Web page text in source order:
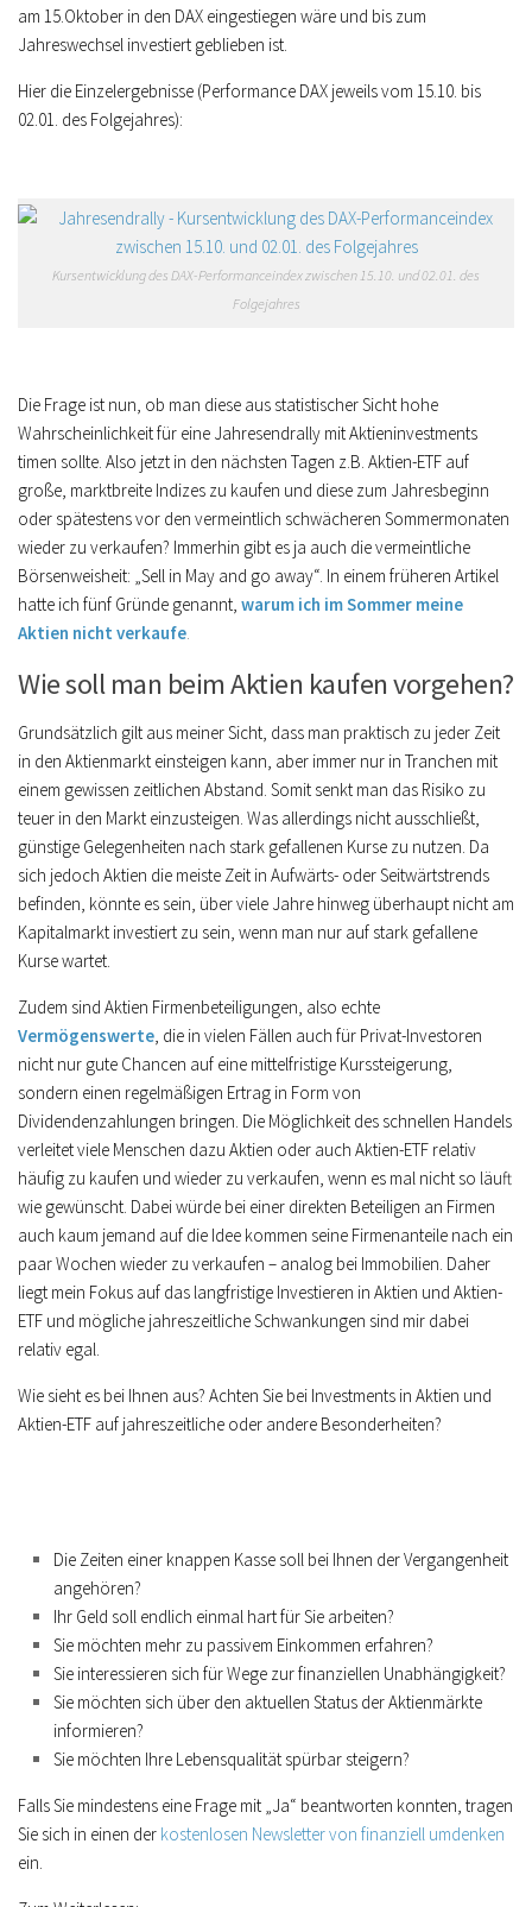
am 15.Oktober in den DAX eingestiegen wäre und bis zum
Jahreswechsel investiert geblieben ist.
Hier die Einzelergebnisse (Performance DAX jeweils vom 15.10. bis
02.01. des Folgejahres):
Kursentwicklung des DAX-Performanceindex zwischen 15.10. und 02.01. des
Folgejahres
Die Frage ist nun, ob man diese aus statistischer Sicht hohe
Wahrscheinlichkeit für eine Jahresendrally mit Aktieninvestments
timen sollte. Also jetzt in den nächsten Tagen z.B. Aktien-ETF auf
große, marktbreite Indizes zu kaufen und diese zum Jahresbeginn
oder spätestens vor den vermeintlich schwächeren Sommermonaten
wieder zu verkaufen? Immerhin gibt es ja auch die vermeintliche
Börsenweisheit: „Sell in May and go away“. In einem früheren Artikel
hatte ich fünf Gründe genannt, warum ich im Sommer meine
Aktien nicht verkaufe.
Wie soll man beim Aktien kaufen vorgehen?
Grundsätzlich gilt aus meiner Sicht, dass man praktisch zu jeder Zeit
in den Aktienmarkt einsteigen kann, aber immer nur in Tranchen mit
einem gewissen zeitlichen Abstand. Somit senkt man das Risiko zu
teuer in den Markt einzusteigen. Was allerdings nicht ausschließt,
günstige Gelegenheiten nach stark gefallenen Kurse zu nutzen. Da
sich jedoch Aktien die meiste Zeit in Aufwärts- oder Seitwärtstrends
befinden, könnte es sein, über viele Jahre hinweg überhaupt nicht am
Kapitalmarkt investiert zu sein, wenn man nur auf stark gefallene
Kurse wartet.
Zudem sind Aktien Firmenbeteiligungen, also echte
Vermögenswerte, die in vielen Fällen auch für Privat-Investoren
nicht nur gute Chancen auf eine mittelfristige Kurssteigerung,
sondern einen regelmäßigen Ertrag in Form von
Dividendenzahlungen bringen. Die Möglichkeit des schnellen Handels
verleitet viele Menschen dazu Aktien oder auch Aktien-ETF relativ
häufig zu kaufen und wieder zu verkaufen, wenn es mal nicht so läuft
wie gewünscht. Dabei würde bei einer direkten Beteiligen an Firmen
auch kaum jemand auf die Idee kommen seine Firmenanteile nach ein
paar Wochen wieder zu verkaufen – analog bei Immobilien. Daher
liegt mein Fokus auf das langfristige Investieren in Aktien und Aktien-
ETF und mögliche jahreszeitliche Schwankungen sind mir dabei
relativ egal.
Wie sieht es bei Ihnen aus? Achten Sie bei Investments in Aktien und
Aktien-ETF auf jahreszeitliche oder andere Besonderheiten?
Die Zeiten einer knappen Kasse soll bei Ihnen der Vergangenheit
angehören?
Ihr Geld soll endlich einmal hart für Sie arbeiten?
Sie möchten mehr zu passivem Einkommen erfahren?
Sie interessieren sich für Wege zur finanziellen Unabhängigkeit?
Sie möchten sich über den aktuellen Status der Aktienmärkte
informieren?
Sie möchten Ihre Lebensqualität spürbar steigern?
Falls Sie mindestens eine Frage mit „Ja“ beantworten konnten, tragen
Sie sich in einen der kostenlosen Newsletter von finanziell umdenken
ein.